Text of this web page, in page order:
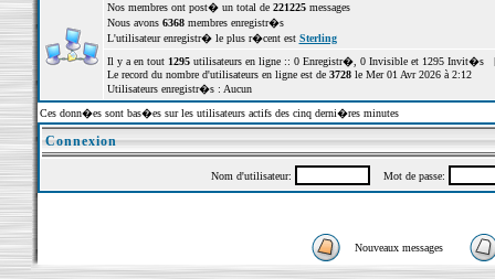
Nos membres ont post� un total de 221225messages
Nous avons 6368membres enregistr�s
L'utilisateur enregistr� le plus r�cent est Sterling
Il y a en tout 1295utilisateurs en ligne :: 0 Enregistr�, 0 Invisible et 1295 Invit�s
Le record du nombre d'utilisateurs en ligne est de 3728le Mer 01 Avr 2026 à 2:12
Utilisateurs enregistr�s : Aucun
Ces donn�es sont bas�es sur les utilisateurs actifs des cinq derni�res minutes
Connexion
Nom d'utilisateur: Mot de passe:
Nouveaux messages